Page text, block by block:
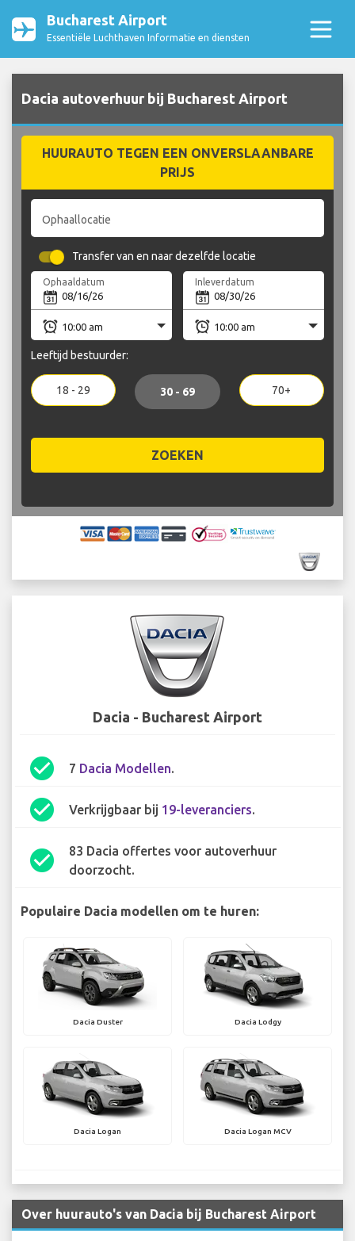
Bucharest Airport
Essentiële Luchthaven Informatie en diensten
Dacia autoverhuur bij Bucharest Airport
HUURAUTO TEGEN EEN ONVERSLAANBARE
PRIJS
Ophaallocatie
Transfer van en naar dezelfde locatie
Ophaaldatum Inleverdatum
Leeftijd bestuurder:
18 - 29 30 - 69 70+
ZOEKEN
Dacia - Bucharest Airport
check_circle 7 Dacia Modellen.
check_circle Verkrijgbaar bij 19-leveranciers.
check_circle
83 Dacia offertes voor autoverhuur
doorzocht.
Populaire Dacia modellen om te huren:
Dacia Duster Dacia Lodgy
Dacia Logan Dacia Logan MCV
Over huurauto's van Dacia bij Bucharest Airport